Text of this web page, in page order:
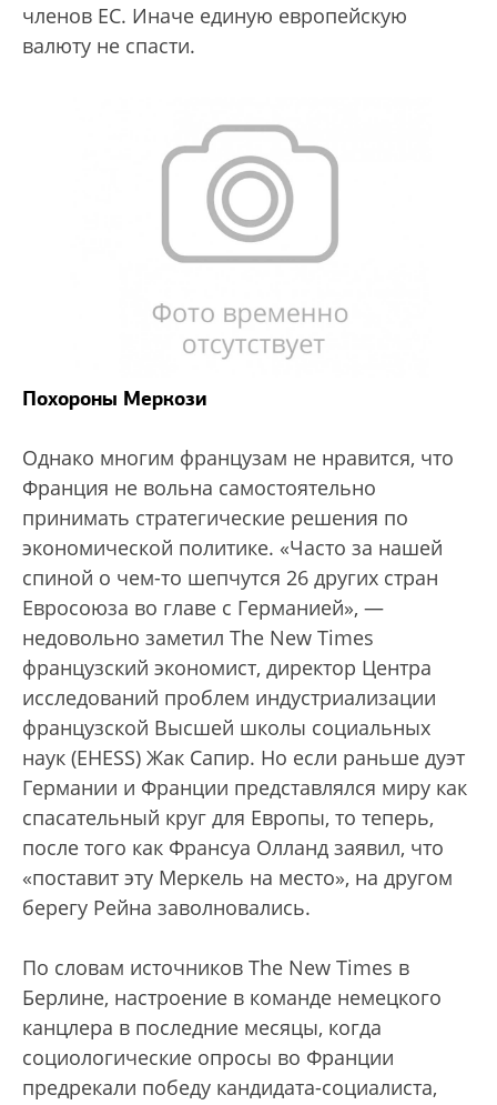
членов ЕС. Иначе единую европейскую
валюту не спасти.
Похороны Меркози
Однако многим французам не нравится, что
Франция не вольна самостоятельно
принимать стратегические решения по
экономической политике. «Часто за нашей
спиной о чем-то шепчутся 26 других стран
Евросоюза во главе с Германией», —
недовольно заметил The New Times
французский экономист, директор Центра
исследований проблем индустриализации
французской Высшей школы социальных
наук (EHESS) Жак Сапир. Но если раньше дуэт
Германии и Франции представлялся миру как
спасательный круг для Европы, то теперь,
после того как Франсуа Олланд заявил, что
«поставит эту Меркель на место», на другом
берегу Рейна заволновались.
По словам источников The New Times в
Берлине, настроение в команде немецкого
канцлера в последние месяцы, когда
социологические опросы во Франции
предрекали победу кандидата-социалиста,